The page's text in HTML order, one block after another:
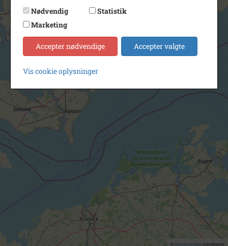
© OpenStreetMapcontributors.
Nødvendig
Statistik
Marketing
Accepter nødvendige Accepter valgte
Vis cookie oplysninger